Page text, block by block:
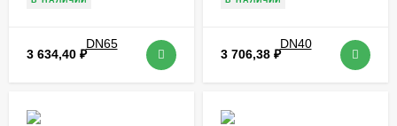
3 634,40 ₽ 3 706,38 ₽